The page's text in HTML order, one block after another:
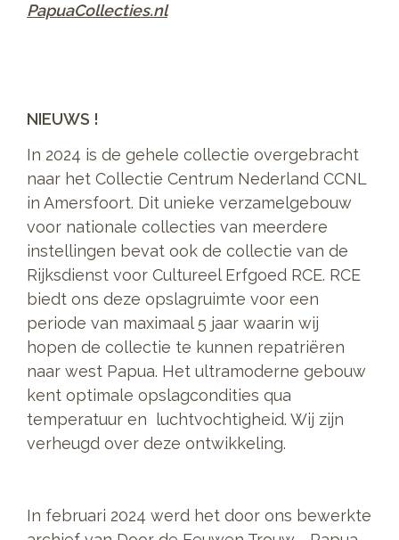
PapuaCollecties.nl
NIEUWS !
In 2024 is de gehele collectie overgebracht
naar het Collectie Centrum Nederland CCNL
in Amersfoort. Dit unieke verzamelgebouw
voor nationale collecties van meerdere
instellingen bevat ook de collectie van de
Rijksdienst voor Cultureel Erfgoed RCE. RCE
biedt ons deze opslagruimte voor een
periode van maximaal 5 jaar waarin wij
hopen de collectie te kunnen repatriëren
naar west Papua. Het ultramoderne gebouw
kent optimale opslagcondities qua
temperatuur en luchtvochtigheid. Wij zijn
verheugd over deze ontwikkeling.
In februari 2024 werd het door ons bewerkte